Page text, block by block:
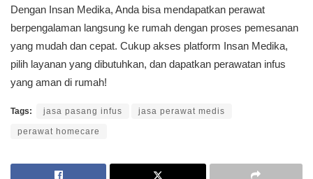
Dengan Insan Medika, Anda bisa mendapatkan perawat
berpengalaman langsung ke rumah dengan proses pemesanan
yang mudah dan cepat. Cukup akses platform Insan Medika,
pilih layanan yang dibutuhkan, dan dapatkan perawatan infus
yang aman di rumah!
Tags: jasa pasang infus jasa perawat medis
perawat homecare